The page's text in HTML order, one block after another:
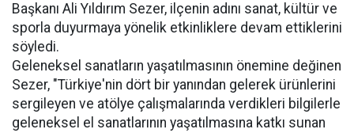
Başkanı Ali Yıldırım Sezer, ilçenin adını sanat, kültür ve
sporla duyurmaya yönelik etkinliklere devam ettiklerini
söyledi.
Geleneksel sanatların yaşatılmasının önemine değinen
Sezer, "Türkiye'nin dört bir yanından gelerek ürünlerini
sergileyen ve atölye çalışmalarında verdikleri bilgilerle
geleneksel el sanatlarının yaşatılmasına katkı sunan